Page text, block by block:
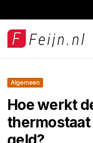
Algemeen
Hoe werkt
thermostaat